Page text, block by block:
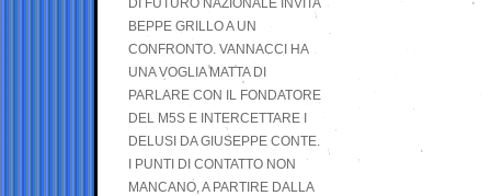
DI FUTURO NAZIONALE INVITA
BEPPE GRILLO A UN
CONFRONTO. VANNACCI HA
UNA VOGLIA MATTA DI
PARLARE CON IL FONDATORE
DEL M5S E INTERCETTARE I
DELUSI DA GIUSEPPE CONTE.
I PUNTI DI CONTATTO NON
MANCANO, A PARTIRE DALLA